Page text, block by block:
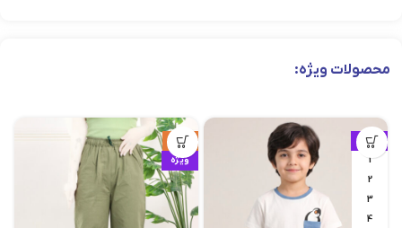
محصولات ویژه:
ویژه
1
2
3
4
حراج
ویژه